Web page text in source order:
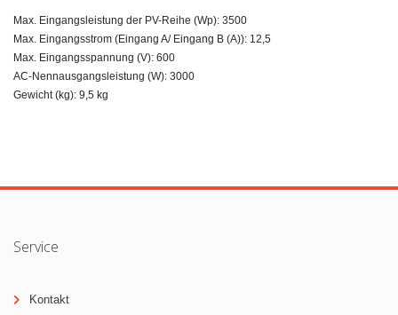
Max. Eingangsleistung der PV-Reihe (Wp): 3500
Max. Eingangsstrom (Eingang A/ Eingang B (A)): 12,5
Max. Eingangsspannung (V): 600
AC-Nennausgangsleistung (W): 3000
Gewicht (kg): 9,5 kg
Service
Kontakt